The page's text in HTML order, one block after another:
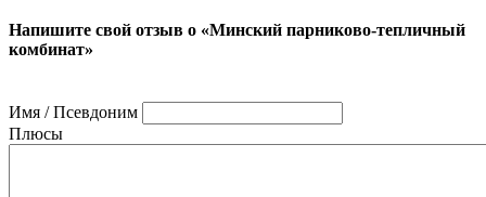
Напишите свой отзыв о «Минский парниково-тепличный
комбинат»
Имя / Псевдоним
Плюсы